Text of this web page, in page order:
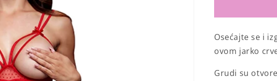
seksi
Osećajte se i
ovom jarko
Grudi su